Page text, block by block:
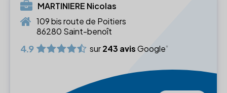
MARTINIERE Nicolas
109 bis route de Poitiers
86280 Saint-benoît
4.9 sur243 avisGoogle